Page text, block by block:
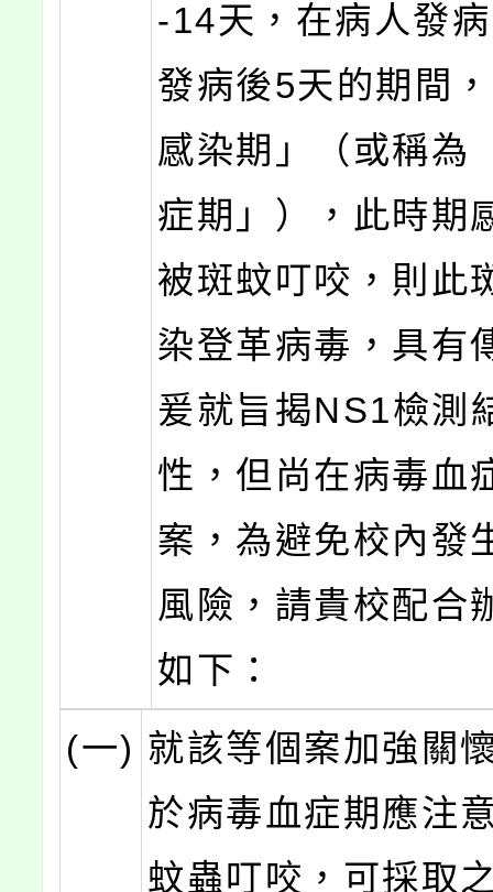
-14天，在病人發
發病後5天的期間
感染期」（或稱為
症期」），此時期
被斑蚊叮咬，則此
染登革病毒，具有
爰就旨揭NS1檢測
性，但尚在病毒血
案，為避免校內發
風險，請貴校配合
如下：
(一) 就該等個案加強關
於病毒血症期應注
蚊蟲叮咬，可採取